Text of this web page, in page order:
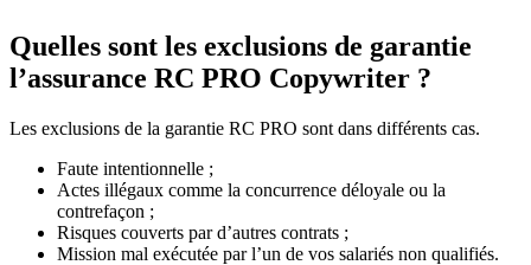
Quelles sont les exclusions de garantie
l’assurance RC PRO Copywriter ?
Les exclusions de la garantie RC PRO sont dans différents cas.
Faute intentionnelle ;
Actes illégaux comme la concurrence déloyale ou la
contrefaçon ;
Risques couverts par d’autres contrats ;
Mission mal exécutée par l’un de vos salariés non qualifiés.